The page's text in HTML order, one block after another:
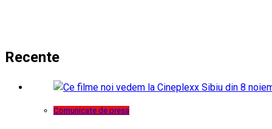
Recente
Comunicate de presa